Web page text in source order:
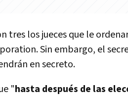
tres los jueces que le
Sin embargo, el
en secreto.
"hasta después de las